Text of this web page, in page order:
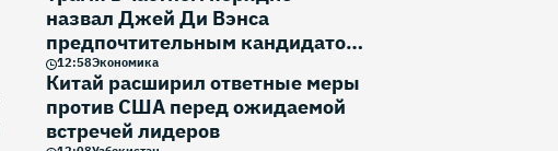
назвал Джей Ди Вэнса
предпочтительным кандидатом
на выборы 2028 года
12:58Экономика
Китай расширил ответные меры
против США перед ожидаемой
встречей лидеров